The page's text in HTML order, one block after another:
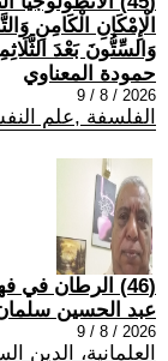
الْإِمْكَانِ الْكَامِنِ
وَالسِّتُّونَ بَعْدَ
حمودة المعناوي
2026 / 8 / 9
الفلسفة ,علم
(46) الرطان في فهم القران.....7
عبد الحسين
2026 / 8 / 9
العلمانية، الدين